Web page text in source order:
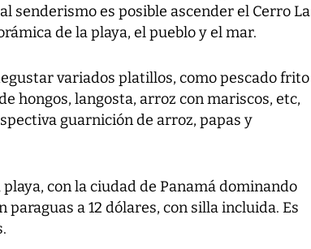
senderismo es posible ascender el Cerro La
de la playa, el pueblo y el mar.
variados platillos, como pescado frito
hongos, langosta, arroz con mariscos, etc,
guarnición de arroz, papas y
con la ciudad de Panamá dominando
a 12 dólares, con silla incluida. Es